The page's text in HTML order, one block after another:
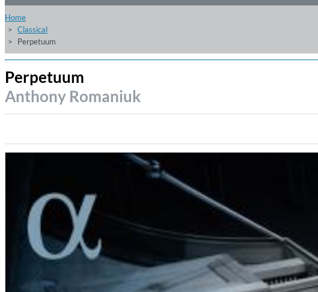
Home
Classical
Perpetuum
Perpetuum
Anthony Romaniuk